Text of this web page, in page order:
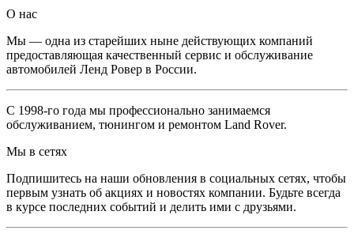
O нас
Мы — одна из старейших ныне действующих компаний
предоставляющая качественный сервис и обслуживание
автомобилей Ленд Ровер в России.
С 1998-го года мы профессионально занимаемся
обслуживанием, тюнингом и ремонтом Land Rover.
Мы в сетях
Подпишитесь на наши обновления в социальных сетях, чтобы
первым узнать об акциях и новостях компании. Будьте всегда
в курсе последних событий и делить ими с друзьями.